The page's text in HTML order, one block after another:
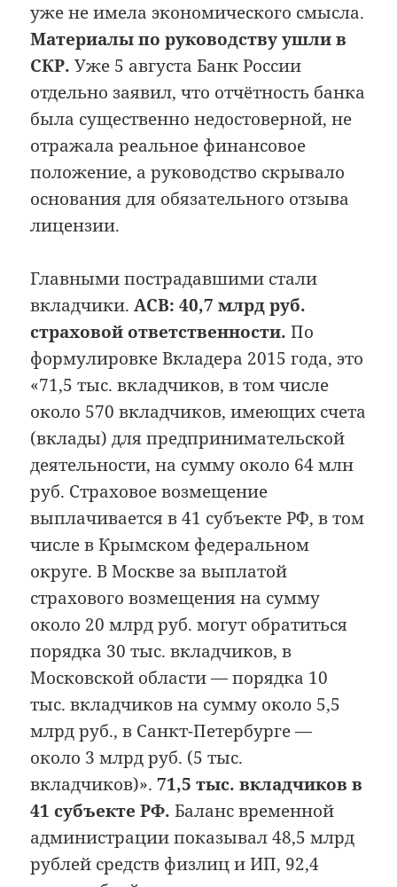
уже не имела экономического смысла.
Материалы по руководству ушли в
СКР. Уже 5 августа Банк России
отдельно заявил, что отчётность банка
была существенно недостоверной, не
отражала реальное финансовое
положение, а руководство скрывало
основания для обязательного отзыва
лицензии.
Главными пострадавшими стали
вкладчики.АСВ: 40,7 млрд руб.
страховой ответственности. По
формулировке Вкладера 2015 года, это
«71,5 тыс. вкладчиков, в том числе
около 570 вкладчиков, имеющих счета
(вклады) для предпринимательской
деятельности, на сумму около 64 млн
руб. Страховое возмещение
выплачивается в 41 субъекте РФ, в том
числе в Крымском федеральном
округе. В Москве за выплатой
страхового возмещения на сумму
около 20 млрд руб. могут обратиться
порядка 30 тыс. вкладчиков, в
Московской области — порядка 10
тыс. вкладчиков на сумму около 5,5
млрд руб., в Санкт-Петербурге —
около 3 млрд руб. (5 тыс.
вкладчиков)».71,5 тыс. вкладчиков в
41 субъекте РФ. Баланс временной
администрации показывал 48,5 млрд
рублей средств физлиц и ИП, 92,4